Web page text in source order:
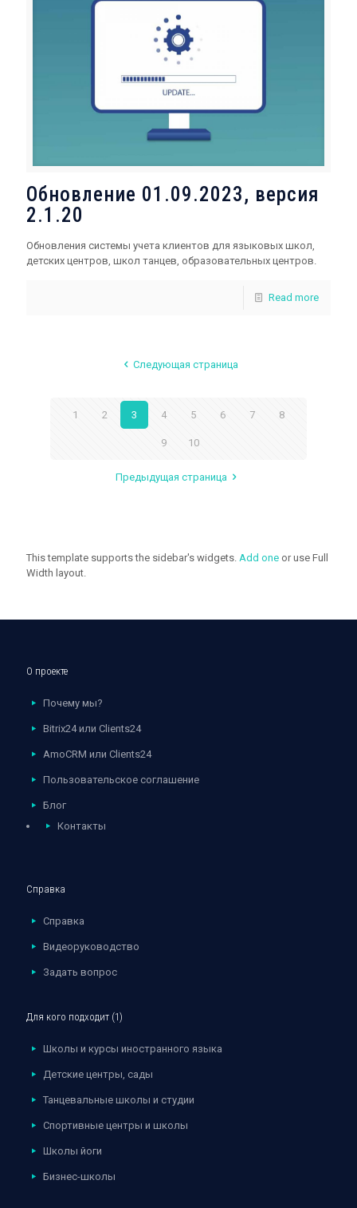
Обновление 01.09.2023, версия
2.1.20
Обновления системы учета клиентов для языковых школ,
детских центров, школ танцев, образовательных центров.
Read more
Следующая страница
1 2 3 4 5 6 7 8
9 10
Предыдущая страница
This template supports the sidebar's widgets. Add one or use Full
Width layout.
О проекте
Почему мы?
Bitrix24 или Clients24
AmoCRM или Clients24
Пользовательское соглашение
Блог
Контакты
Справка
Справка
Видеоруководство
Задать вопрос
Для кого подходит (1)
Школы и курсы иностранного языка
Детские центры, сады
Танцевальные школы и студии
Спортивные центры и школы
Школы йоги
Бизнес-школы